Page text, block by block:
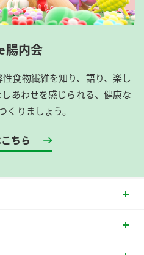
腸内会
食物繊維を知り、語り、楽し
あわせを感じられる、健康な
くりましょう。
ちら